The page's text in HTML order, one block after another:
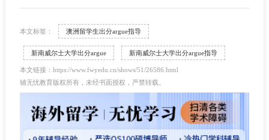
本文标签： 澳洲留学生出分argue指导
新南威尔士大学出分argue 新南威尔士大学出分argue指导
本文链接：https://www.fwyedu.cn/shows/51/26586.html
辅无忧教育版权所有，未经书面授权，严禁转载。